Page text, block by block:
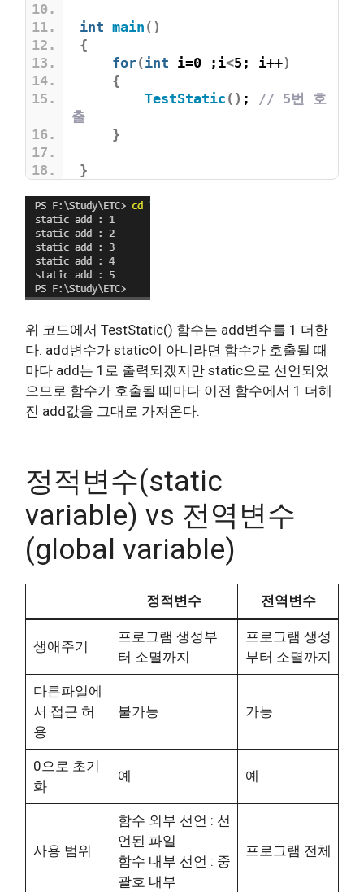
int main ()
{
for(int i=0 ;i<5; i++)
{
TestStatic () ; // 5번 호
출
}
}
위 코드에서 TestStatic() 함수는 add변수를 1 더한
다. add변수가 static이 아니라면 함수가 호출될 때
마다 add는 1로 출력되겠지만 static으로 선언되었
으므로 함수가 호출될 때마다 이전 함수에서 1 더해
진 add값을 그대로 가져온다.
정적변수(static
variable) vs 전역변수
(global variable)
정적변수 전역변수
생애주기
프로그램 생성부
터 소멸까지
프로그램 생성
부터 소멸까지
다른파일에
서 접근 허
용
불가능 가능
0으로 초기
화
예 예
사용 범위
함수 외부 선언 : 선
언된 파일
함수 내부 선언 : 중
괄호 내부
프로그램 전체